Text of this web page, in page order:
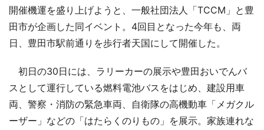
開催機運を盛り上げようと、一般社団法人「TCCM」と豊
田市が企画した同イベント。4回目となった今年も、両
日、豊田市駅前通りを歩行者天国にして開催した。
初日の30日には、ラリーカーの展示や豊田おいでんバ
スとして運行している燃料電池バスをはじめ、建設用車
両、警察・消防の緊急車両、自衛隊の高機動車「メガクル
ーザー」などの「はたらくのりもの」を展示。家族連れな